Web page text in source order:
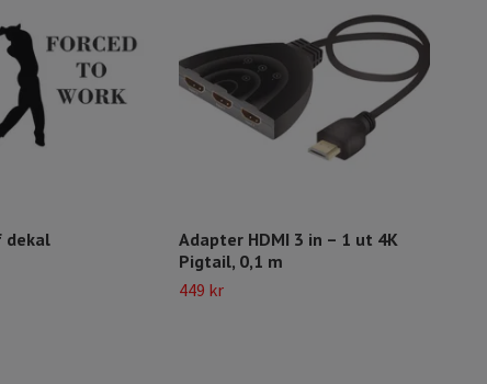
dekal
Adapter HDMI 3 in – 1 ut 4K
Pigtail, 0,1 m
449 kr